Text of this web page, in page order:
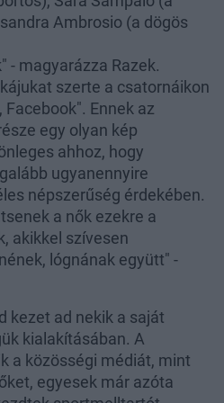
Ambrosio (a dögös
- magyarázza Razek.
szerte a csatornáikon
Ennek az
egy olyan kép
ahhoz, hogy
ugyanennyire
népszerűség érdekében.
a nők ezekre a
akikkel szívesen
lógnának együtt" -
kezet ad nekik a saját
kialakításában. A
a közösségi médiát, mint
egyesek már azóta